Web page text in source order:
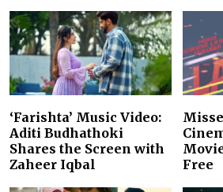
‘Farishta’ Music Video:
Aditi Budhathoki
Shares the Screen with
Zaheer Iqbal
Free